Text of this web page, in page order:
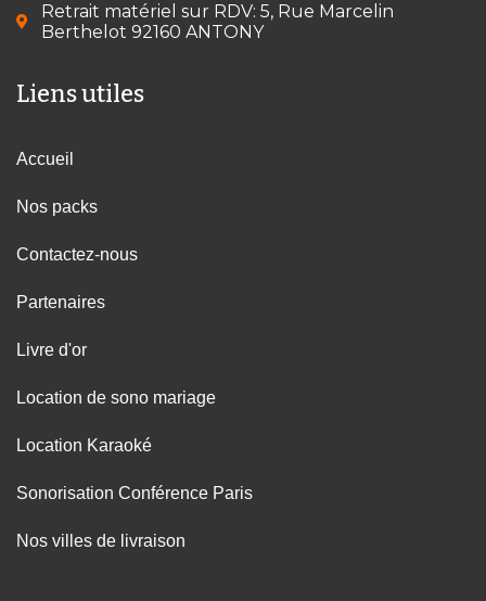
Retrait matériel sur RDV: 5, Rue Marcelin
Berthelot 92160 ANTONY
Liens utiles
Accueil
Nos packs
Contactez-nous
Partenaires
Livre d'or
Location de sono mariage
Location Karaoké
Sonorisation Conférence Paris
Nos villes de livraison